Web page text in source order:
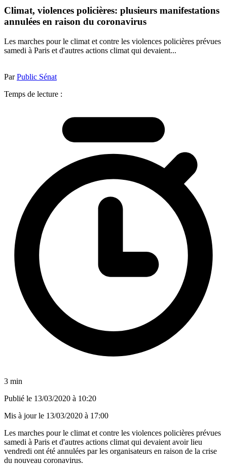
Climat, violences policières: plusieurs manifestations
annulées en raison du coronavirus
Les marches pour le climat et contre les violences policières prévues
samedi à Paris et d'autres actions climat qui devaient...
ParPublic Sénat
Temps de lecture :
3 min
Publié le 13/03/2020 à 10:20
Mis à jour le 13/03/2020 à 17:00
Les marches pour le climat et contre les violences policières prévues
samedi à Paris et d'autres actions climat qui devaient avoir lieu
vendredi ont été annulées par les organisateurs en raison de la crise
du nouveau coronavirus.